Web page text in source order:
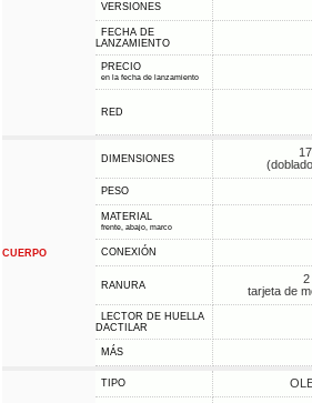
VERSIONES
FECHA DE
LANZAMIENTO
PRECIO
en la fecha de lanzamiento
RED
CUERPO
DIMENSIONES
PESO
MATERIAL
frente, abajo, marco
CONEXIÓN
RANURA
2
tarjeta de
LECTOR DE HUELLA
DACTILAR
MÁS
TIPO